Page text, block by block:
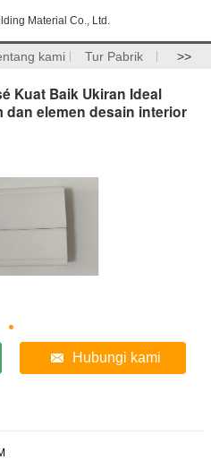
Material Co., Ltd.
kami Tur Pabrik >>
Kuat Baik Ukiran Ideal
elemen desain interior
Hubungi kami